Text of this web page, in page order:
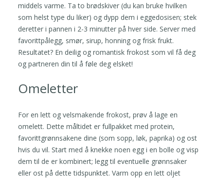
middels varme. Ta to brødskiver (du kan bruke hvilken
som helst type du liker) og dypp dem i eggedosisen; stek
deretter i pannen i 2-3 minutter på hver side. Server med
favorittpålegg, smør, sirup, honning og frisk frukt.
Resultatet? En deilig og romantisk frokost som vil få deg
og partneren din til å føle deg elsket!
Omeletter
For en lett og velsmakende frokost, prøv å lage en
omelett. Dette måltidet er fullpakket med protein,
favorittgrønnsakene dine (som sopp, løk, paprika) og ost
hvis du vil. Start med å knekke noen egg i en bolle og visp
dem til de er kombinert; legg til eventuelle grønnsaker
eller ost på dette tidspunktet. Varm opp en lett oljet